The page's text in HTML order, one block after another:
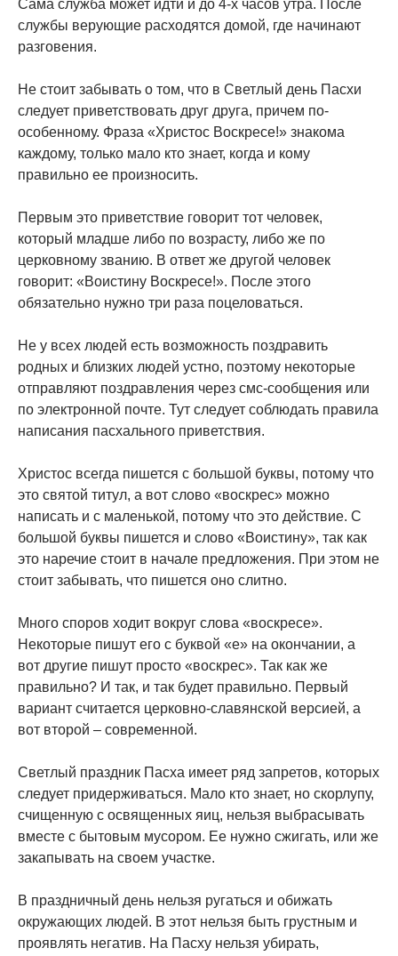
Сама служба может идти и до 4-х часов утра. После
службы верующие расходятся домой, где начинают
разговения.
Не стоит забывать о том, что в Светлый день Пасхи
следует приветствовать друг друга, причем по-
особенному. Фраза «Христос Воскресе!» знакома
каждому, только мало кто знает, когда и кому
правильно ее произносить.
Первым это приветствие говорит тот человек,
который младше либо по возрасту, либо же по
церковному званию. В ответ же другой человек
говорит: «Воистину Воскресе!». После этого
обязательно нужно три раза поцеловаться.
Не у всех людей есть возможность поздравить
родных и близких людей устно, поэтому некоторые
отправляют поздравления через смс-сообщения или
по электронной почте. Тут следует соблюдать правила
написания пасхального приветствия.
Христос всегда пишется с большой буквы, потому что
это святой титул, а вот слово «воскрес» можно
написать и с маленькой, потому что это действие. С
большой буквы пишется и слово «Воистину», так как
это наречие стоит в начале предложения. При этом не
стоит забывать, что пишется оно слитно.
Много споров ходит вокруг слова «воскресе».
Некоторые пишут его с буквой «е» на окончании, а
вот другие пишут просто «воскрес». Так как же
правильно? И так, и так будет правильно. Первый
вариант считается церковно-славянской версией, а
вот второй – современной.
Светлый праздник Пасха имеет ряд запретов, которых
следует придерживаться. Мало кто знает, но скорлупу,
счищенную с освященных яиц, нельзя выбрасывать
вместе с бытовым мусором. Ее нужно сжигать, или же
закапывать на своем участке.
В праздничный день нельзя ругаться и обижать
окружающих людей. В этот нельзя быть грустным и
проявлять негатив. На Пасху нельзя убирать,